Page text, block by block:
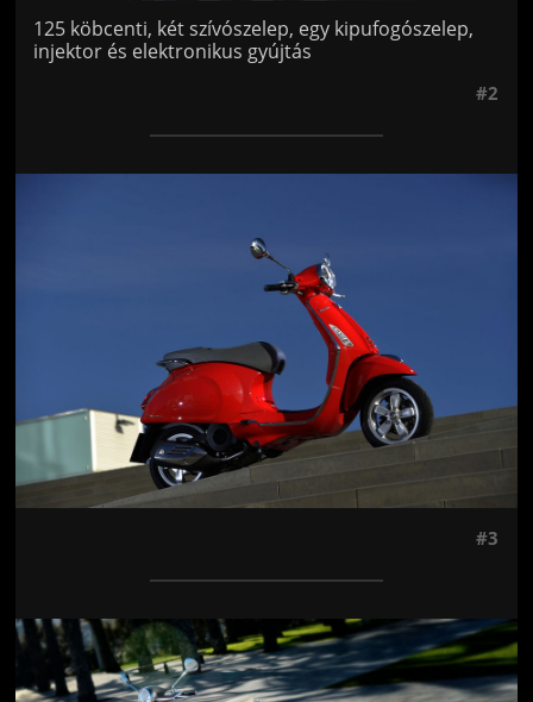
125 köbcenti, két szívószelep, egy kipufogószelep,
injektor és elektronikus gyújtás
#2
#3
Jön még kép!